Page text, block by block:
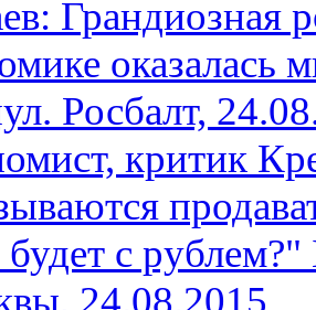
Грандиозная
Росбалт,
критик
с